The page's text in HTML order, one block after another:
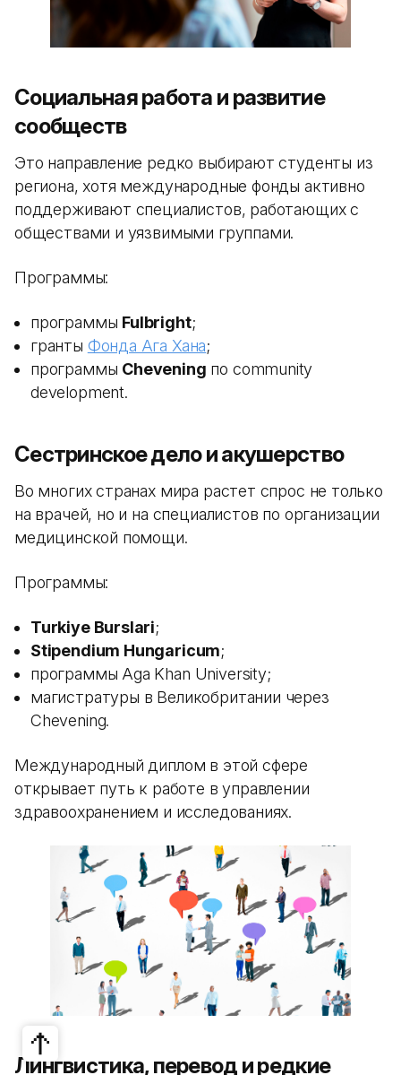
Социальная работа и развитие
сообществ
Это направление редко выбирают студенты из
региона, хотя международные фонды активно
поддерживают специалистов, работающих с
обществами и уязвимыми группами.
Программы:
программы Fulbright;
гранты Фонда Ага Хана;
программы Chevening по community
development.
Сестринское дело и акушерство
Во многих странах мира растет спрос не только
на врачей, но и на специалистов по организации
медицинской помощи.
Программы:
Turkiye Burslari;
Stipendium Hungaricum;
программы Aga Khan University;
магистратуры в Великобритании через
Chevening.
Международный диплом в этой сфере
открывает путь к работе в управлении
здравоохранением и исследованиях.
Лингвистика, перевод и редкие